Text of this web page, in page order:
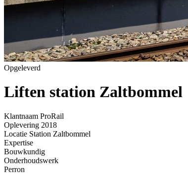
Opgeleverd
Liften station Zaltbommel
Home»Projecten»
Klantnaam ProRail
Oplevering 2018
Locatie Station Zaltbommel
Expertise
Bouwkundig
Onderhoudswerk
Perron